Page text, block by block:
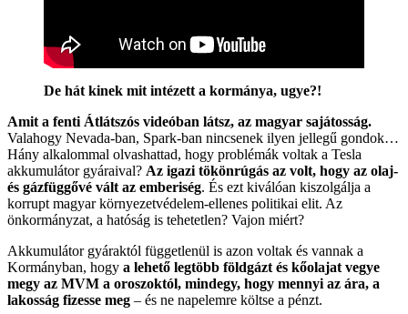
De hát kinek mit intézett a kormánya, ugye?!
Amit a fenti Átlátszós videóban látsz, az magyar sajátosság.
Valahogy Nevada-ban, Spark-ban nincsenek ilyen jellegű gondok…
Hány alkalommal olvashattad, hogy problémák voltak a Tesla
akkumulátor gyáraival? Az igazi tökönrúgás az volt, hogy az olaj-
és gázfüggővé vált az emberiség. És ezt kiválóan kiszolgálja a
korrupt magyar környezetvédelem-ellenes politikai elit. Az
önkormányzat, a hatóság is tehetetlen? Vajon miért?
Akkumulátor gyáraktól függetlenül is azon voltak és vannak a
Kormányban, hogy a lehető legtöbb földgázt és kőolajat vegye
megy az MVM a oroszoktól, mindegy, hogy mennyi az ára, a
lakosság fizesse meg – és ne napelemre költse a pénzt.